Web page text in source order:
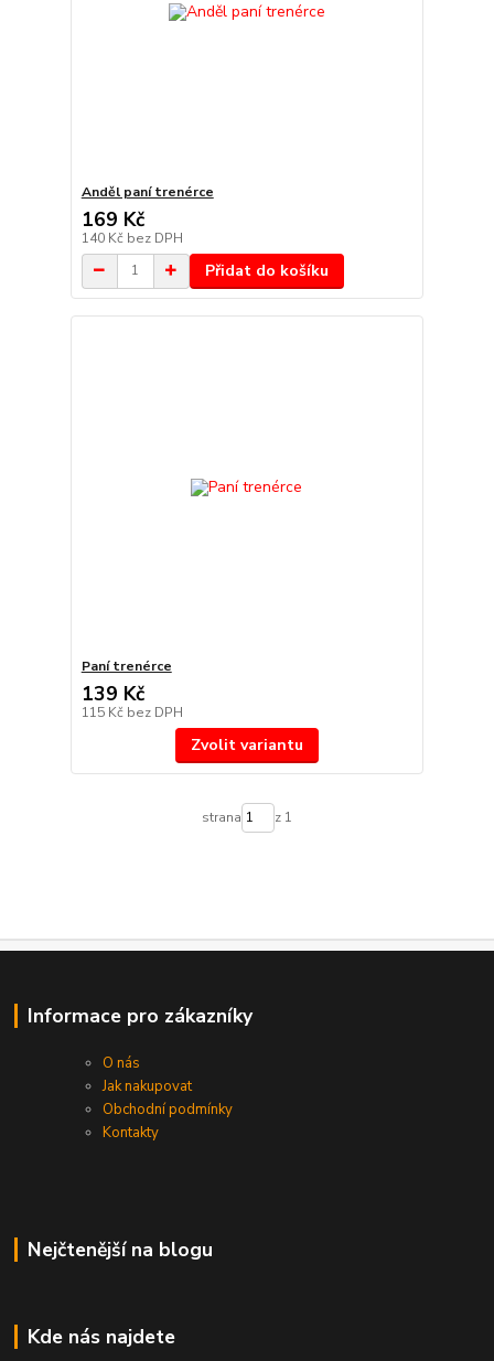
Anděl paní trenérce
169 Kč
140 Kč bez DPH
Přidat do košíku
Paní trenérce
139 Kč
115 Kč bez DPH
Zvolit variantu
strana z 1
Informace pro zákazníky
O nás
Jak nakupovat
Obchodní podmínky
Kontakty
Nejčtenější na blogu
Kde nás najdete